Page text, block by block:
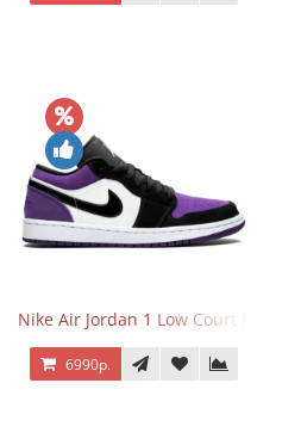
Nike Air Jordan 1 Low Court Purple
6990р.